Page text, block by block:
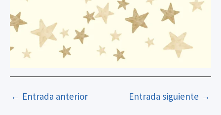
← Entrada anterior Entrada siguiente →